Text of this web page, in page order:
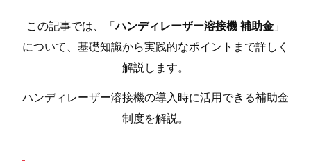
この記事では、「ハンディレーザー溶接機 補助金 」
について、基礎知識から実践的なポイントまで詳しく
解説します。
ハンディレーザー溶接機の導入時に活用できる補助金
制度を解説。